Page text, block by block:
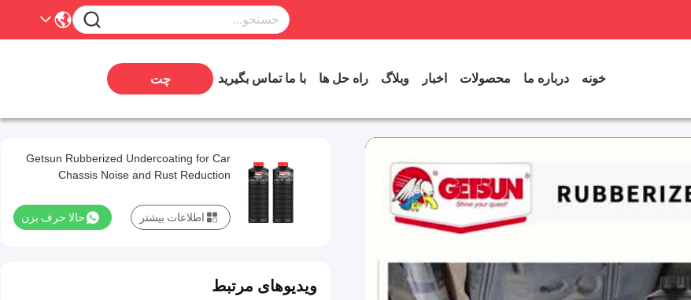
خونه درباره ما محصولات اخبار وبلاگ راه حل ها با ما تماس بگیرید چت
Getsun Rubberized Undercoating for Car
Chassis Noise and Rust Reduction
حالا حرف بزن اطلاعات بیشتر
ویدیوهای مرتبط